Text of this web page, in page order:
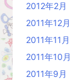
2012年2月
2011年12月
2011年11月
2011年10月
2011年9月